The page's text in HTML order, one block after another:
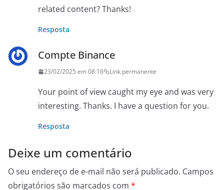
related content? Thanks!
Resposta
Compte Binance
23/02/2025 em 08:16 Link permanente
Your point of view caught my eye and was very
interesting. Thanks. I have a question for you.
Resposta
Deixe um comentário
O seu endereço de e-mail não será publicado. Campos
obrigatórios são marcados com *